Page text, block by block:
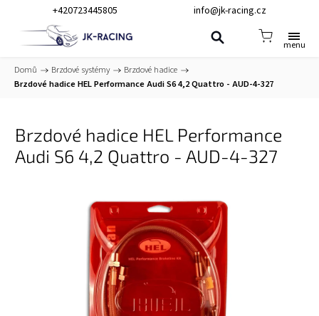
+420723445805 info@jk-racing.cz
Domů / Brzdové systémy / Brzdové hadice /
Brzdové hadice HEL Performance Audi S6 4,2 Quattro - AUD-4-327
Brzdové hadice HEL Performance
Audi S6 4,2 Quattro - AUD-4-327